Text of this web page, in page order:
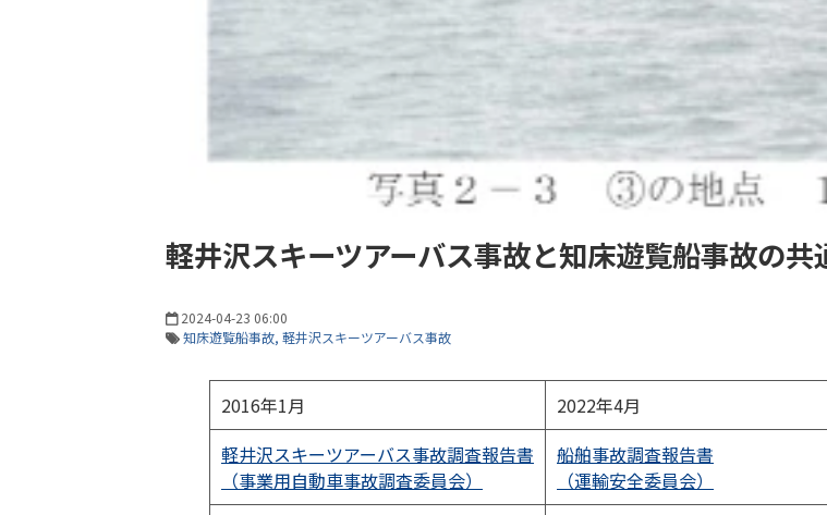
軽井沢スキーツアーバス事故と知床遊覧船事故の共
2024-04-23 06:00
知床遊覧船事故 軽井沢スキーツアーバス事故
2016年1月
2022年4月
軽井沢スキーツアーバス事故調査報告書
（事業用自動車事故調査委員会）
船舶事故調査報告書
（運輸安全委員会）